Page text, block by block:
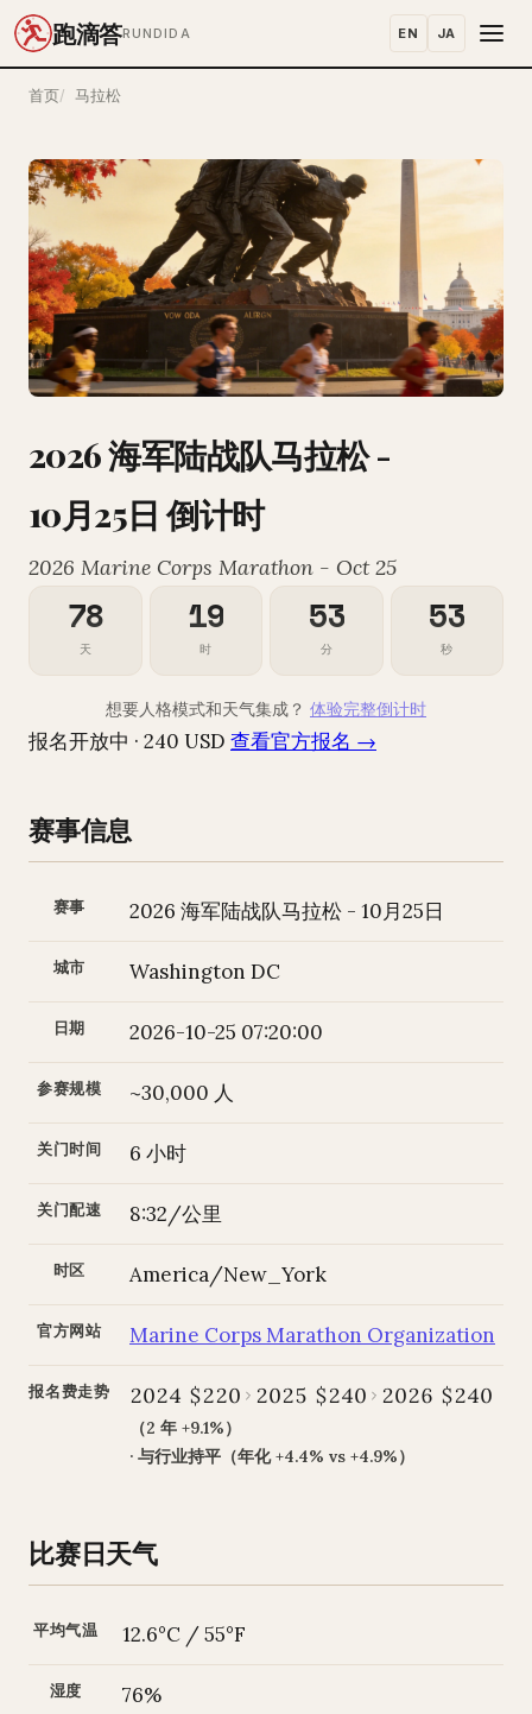
跑滴答RUNDIDA EN JA
首页 马拉松
2026 海军陆战队马拉松 -
10月25日 倒计时
2026 Marine Corps Marathon - Oct 25
78
天
19
时
53
分
52
秒
想要人格模式和天气集成？ 体验完整倒计时
报名开放中 · 240 USD 查看官方报名 →
赛事信息
赛事 2026 海军陆战队马拉松 - 10月25日
城市 Washington DC
日期 2026-10-25 07:20:00
参赛规模 ~30,000 人
关门时间 6 小时
关门配速 8:32/公里
时区 America/New_York
官方网站 Marine Corps Marathon Organization
报名费走势 2024 $220 2025 $240 2026 $240
（2 年 +9.1%）
· 与行业持平（年化 +4.4% vs +4.9%）
比赛日天气
平均气温 12.6°C / 55°F
湿度 76%